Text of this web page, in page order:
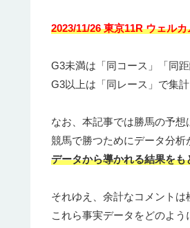
2023/11/26 東京11R ウェル
G3未満は「同コース」「同
G3以上は「同レース」で集
なお、本記事では勝馬の予想
競馬で勝つためにデータ分析
データから導かれる結果を
それゆえ、余計なコメントは
これら事実データをどのよ